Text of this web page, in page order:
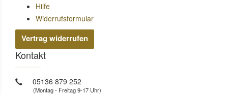
Hilfe
Widerrufsformular
Vertrag widerrufen
Kontakt
05136 879 252
(Montag - Freitag 9-17 Uhr)